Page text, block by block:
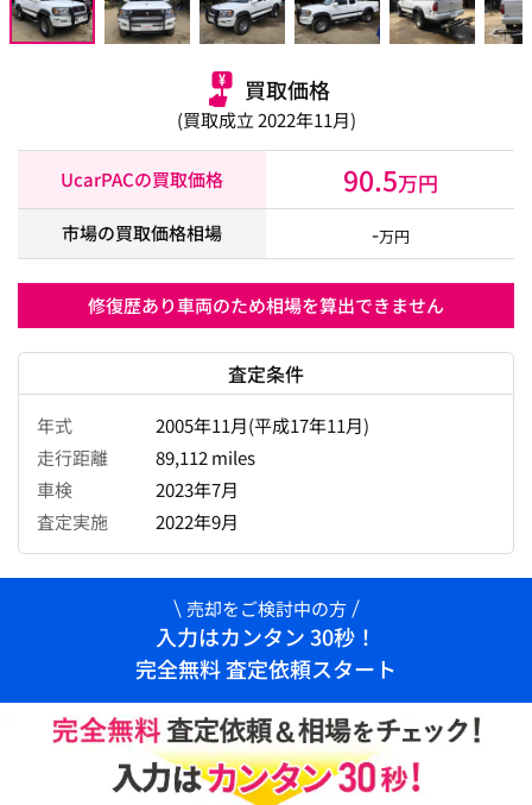
買取価格
(買取成立 2022年11月)
UcarPACの買取価格 90.5万円
市場の買取価格相場 -万円
修復歴あり車両のため相場を算出できません
査定条件
年式
2005年11月(平成17年11月)
走行距離
89,112 miles
車検
2023年7月
査定実施
2022年9月
売却をご検討中の方
入力はカンタン 30秒！
完全無料 査定依頼スタート